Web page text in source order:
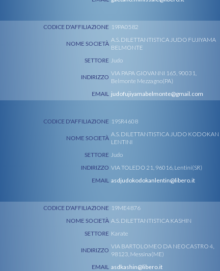
CODICE D'AFFILIAZIONE 19PA0582
NOME SOCIETÀ
A.S. DILETTANTISTICA JUDO FUJIYAMA
BELMONTE
SETTORE Judo
INDIRIZZO
VIA PAPA GIOVANNI 165, 90031,
Belmonte Mezzagno(PA)
EMAIL judofujiyamabelmonte@gmail.com
CODICE D'AFFILIAZIONE 19SR4608
NOME SOCIETÀ
A.S. DILETTANTISTICA JUDO KODOKAN
LENTINI
SETTORE Judo
INDIRIZZO VIA TOLEDO 21, 96016, Lentini(SR)
EMAIL asdjudokodokanlentin@libero.it
CODICE D'AFFILIAZIONE 19ME4876
NOME SOCIETÀ A.S. DILETTANTISTICA KASHIN
SETTORE Karate
INDIRIZZO
VIA BARTOLOMEO DA NEOCASTRO 4,
98123, Messina(ME)
EMAIL asdkashin@libero.it